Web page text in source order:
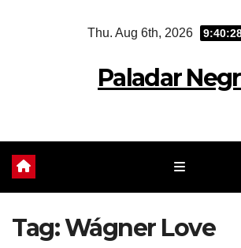
Thu. Aug 6th, 2026
Paladar
Tag:Wágner Love